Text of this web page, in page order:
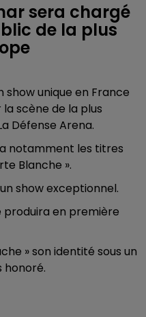
sera chargé
de la plus
show unique en France
la scène de la plus
Défense Arena.
notamment les titres
Blanche ».
show exceptionnel.
produira en première
» son identité sous un
honoré.